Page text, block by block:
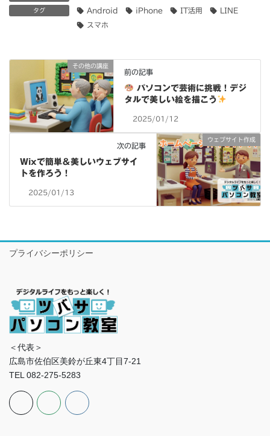
タグ Android iPhone IT活用
LINE
スマホ
その他の講座
前の記事
パソコンで芸術に挑戦！デジ
タルで美しい絵を描こう
2025/01/12
ウェブサイト作成
次の記事
Wixで簡単＆美しいウェブサイ
トを作ろう！
2025/01/13
プライバシーポリシー
＜代表＞
広島市佐伯区美鈴が丘東4丁目7-21
TEL 082-275-5283